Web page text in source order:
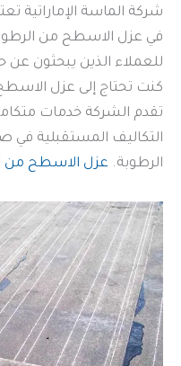
شركة الماسة الإماراتية
في عزل الاسطح من
للعملاء الذين يبحثون عن
كنت تحتاج إلى عزل الاسطح
تقدم الشركة خدمات
التكاليف المستقبلية في
الرطوبة. عزل الاسطح من